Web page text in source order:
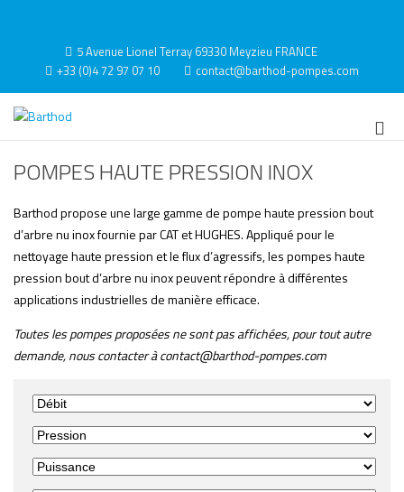
5 Avenue Lionel Terray 69330 Meyzieu FRANCE
+33 (0)4 72 97 07 10
contact@barthod-pompes.com
POMPES HAUTE PRESSION INOX
Barthod propose une large gamme de pompe haute pression bout
d’arbre nu inox fournie par CAT et HUGHES. Appliqué pour le
nettoyage haute pression et le flux d’agressifs, les pompes haute
pression bout d’arbre nu inox peuvent répondre à différentes
applications industrielles de manière efficace.
Toutes les pompes proposées ne sont pas affichées, pour tout autre
demande, nous contacter à contact@barthod-pompes.com